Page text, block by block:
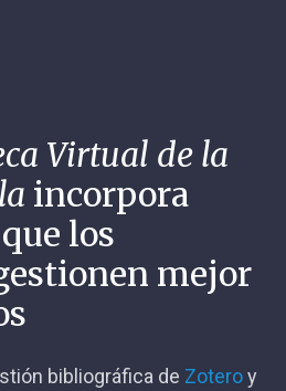
Virtual de la
incorpora
los
mejor
bibliográfica de Zoteroy